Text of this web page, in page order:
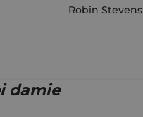
Robin Stevens
damie